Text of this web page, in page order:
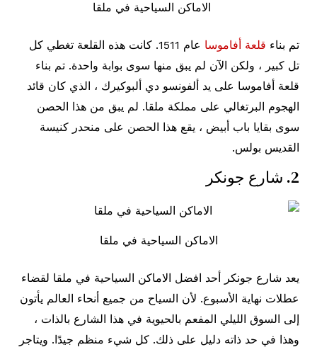
الاماكن السياحية في ملقا
تم بناء قلعة أفاموسا
عام 1511. كانت هذه القلعة تغطي كل
تل كبير ، ولكن الآن لم يبق منها سوى بوابة واحدة. تم بناء
قلعة أفاموسا على يد ألفونسو دي ألبوكيرك ، الذي كان قائد
الهجوم البرتغالي على مملكة ملقا. لم يبق من هذا الحصن
سوى بقايا باب أبيض ، يقع هذا الحصن على منحدر كنيسة
القديس بولس.
2. شارع جونكر
الاماكن السياحية في ملقا
يعد شارع جونكر أحد افضل الاماكن السياحية في ملقا لقضاء
عطلات نهاية الأسبوع. لأن السياح من جميع أنحاء العالم يأتون
إلى السوق الليلي المفعم بالحيوية في هذا الشارع بالذات ،
وهذا في حد ذاته دليل على ذلك. كل شيء منظم جيدًا. ويتاجر